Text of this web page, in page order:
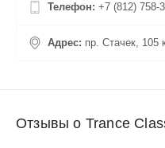
Телефон: +7 (812) 758-
Адрес: пр. Стачек, 105
Отзывы о Trance